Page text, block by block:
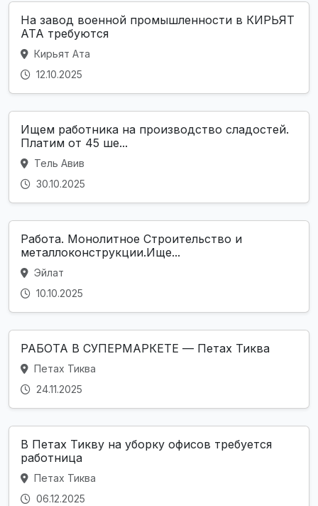
На завод военной промышленности в КИРЬЯТ
АТА требуются
Кирьят Ата
12.10.2025
Ищем работника на производство сладостей.
Платим от 45 ше...
Тель Авив
30.10.2025
Работа. Монолитное Строительство и
металлоконструкции.Ище...
Эйлат
10.10.2025
РАБОТА В СУПЕРМАРКЕТЕ — Петах Тиква
Петах Тиква
24.11.2025
В Петах Тикву на уборку офисов требуется
работница
Петах Тиква
06.12.2025